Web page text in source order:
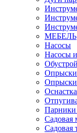
МЕБЕЛЬ
Насосы
Насосы
Садовая
Садовая